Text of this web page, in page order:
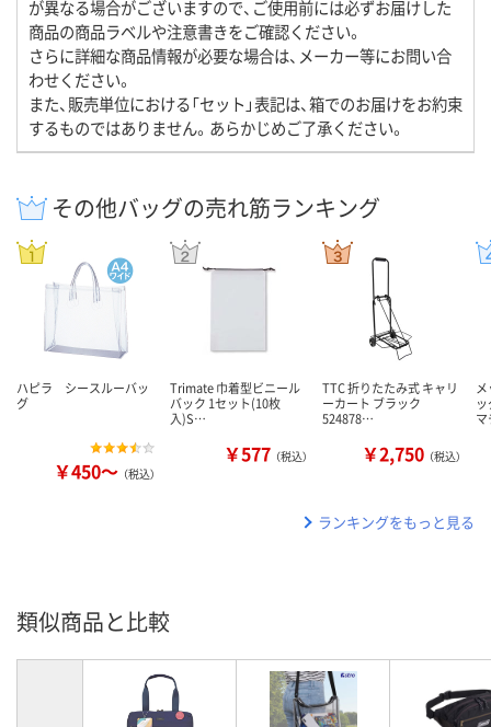
が異なる場合がございますので、ご使用前には必ずお届けした
商品の商品ラベルや注意書きをご確認ください。
さらに詳細な商品情報が必要な場合は、メーカー等にお問い合
わせください。
また、販売単位における「セット」表記は、箱でのお届けをお約束
するものではありません。あらかじめご了承ください。
その他バッグの売れ筋ランキング
ハピラ シースルーバッ
グ
￥450～ （税込）
Trimate 巾着型ビニール
バック 1セット(10枚
入)S…
￥577 （税込）
TTC 折りたたみ式 キャリ
ーカート ブラック
524878…
￥2,750 （税込）
ランキングをもっと見る
類似商品と比較